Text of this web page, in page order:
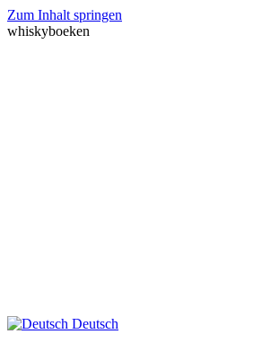
Zum Inhalt springen
whiskyboeken
Deutsch